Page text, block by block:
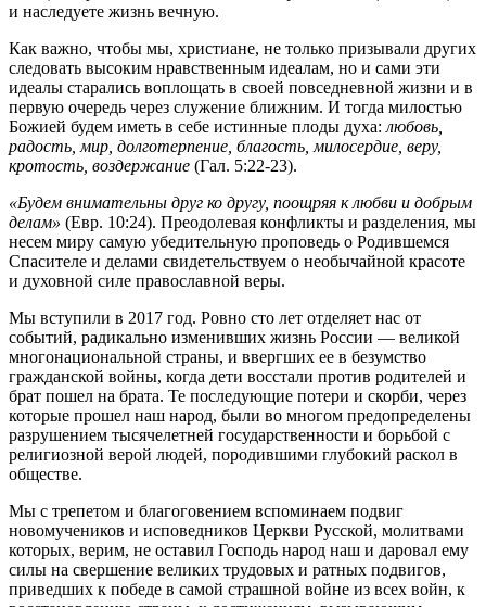
и наследуете жизнь вечную.
Как важно, чтобы мы, христиане, не только призывали других
следовать высоким нравственным идеалам, но и сами эти
идеалы старались воплощать в своей повседневной жизни и в
первую очередь через служение ближним. И тогда милостью
Божией будем иметь в себе истинные плоды духа: любовь,
радость, мир, долготерпение, благость, милосердие, веру,
кротость, воздержание (Гал. 5:22-23).
«Будем внимательны друг ко другу, поощряя к любви и добрым
делам» (Евр. 10:24). Преодолевая конфликты и разделения, мы
несем миру самую убедительную проповедь о Родившемся
Спасителе и делами свидетельствуем о необычайной красоте
и духовной силе православной веры.
Мы вступили в 2017 год. Ровно сто лет отделяет нас от
событий, радикально изменивших жизнь России — великой
многонациональной страны, и ввергших ее в безумство
гражданской войны, когда дети восстали против родителей и
брат пошел на брата. Те последующие потери и скорби, через
которые прошел наш народ, были во многом предопределены
разрушением тысячелетней государственности и борьбой с
религиозной верой людей, породившими глубокий раскол в
обществе.
Мы с трепетом и благоговением вспоминаем подвиг
новомучеников и исповедников Церкви Русской, молитвами
которых, верим, не оставил Господь народ наш и даровал ему
силы на свершение великих трудовых и ратных подвигов,
приведших к победе в самой страшной войне из всех войн, к